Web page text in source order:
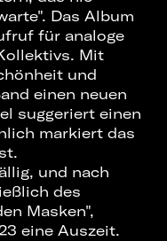
Das Album
für analoge
Mit
und
einen neuen
suggeriert einen
markiert das
und nach
des
Masken",
eine Auszeit.